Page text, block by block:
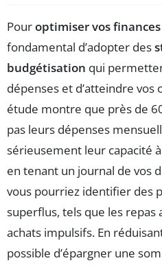
Pouroptimiser vos
fondamental d’adopter des
budgétisation qui
dépenses et d’atteindre vos
étude montre que près de
pas leurs dépenses
sérieusement leur capacité
en tenant un journal de vos
vous pourriez identifier des
superflus, tels que les repas
achats impulsifs. En
possible d’épargner une